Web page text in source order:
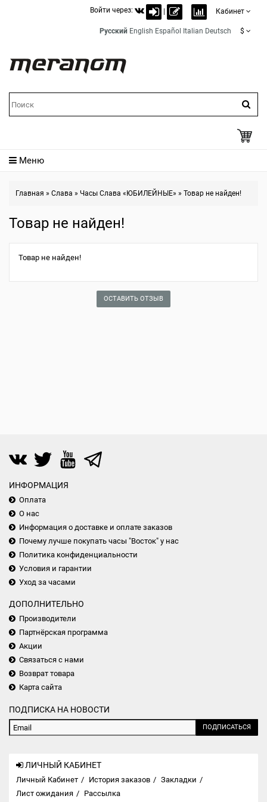
Войти через: Кабинет
Русский English Español Italian Deutsch $
Меню
Главная » Слава » Часы Слава «ЮБИЛЕЙНЫЕ» » Товар не найден!
Товар не найден!
Товар не найден!
ОСТАВИТЬ ОТЗЫВ
ИНФОРМАЦИЯ
Оплата
О нас
Информация о доставке и оплате заказов
Почему лучше покупать часы "Восток" у нас
Политика конфиденциальности
Условия и гарантии
Уход за часами
ДОПОЛНИТЕЛЬНО
Производители
Партнёрская программа
Акции
Связаться с нами
Возврат товара
Карта сайта
ПОДПИСКА НА НОВОСТИ
ПОДПИСАТЬСЯ
ЛИЧНЫЙ КАБИНЕТ
Личный Кабинет История заказов
Закладки
Лист ожидания
Рассылка